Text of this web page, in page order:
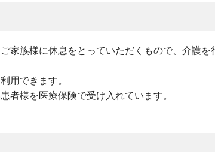
家族様に休息をとっていただくもので、介護
用できます。
者様を医療保険で受け入れています。